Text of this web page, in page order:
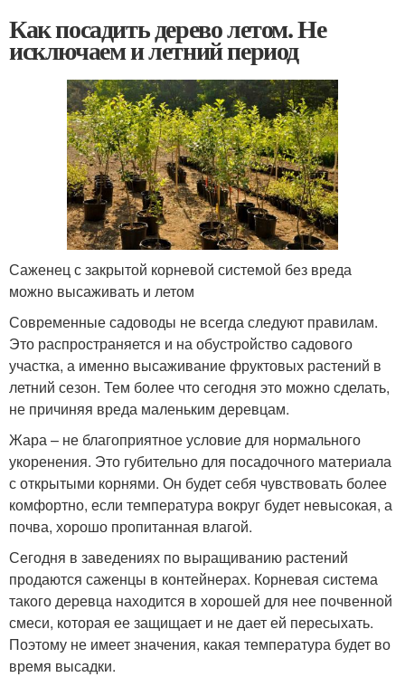
Как посадить дерево летом. Не
исключаем и летний период
Саженец с закрытой корневой системой без вреда
можно высаживать и летом
Современные садоводы не всегда следуют правилам.
Это распространяется и на обустройство садового
участка, а именно высаживание фруктовых растений в
летний сезон. Тем более что сегодня это можно сделать,
не причиняя вреда маленьким деревцам.
Жара – не благоприятное условие для нормального
укоренения. Это губительно для посадочного материала
с открытыми корнями. Он будет себя чувствовать более
комфортно, если температура вокруг будет невысокая, а
почва, хорошо пропитанная влагой.
Сегодня в заведениях по выращиванию растений
продаются саженцы в контейнерах. Корневая система
такого деревца находится в хорошей для нее почвенной
смеси, которая ее защищает и не дает ей пересыхать.
Поэтому не имеет значения, какая температура будет во
время высадки.